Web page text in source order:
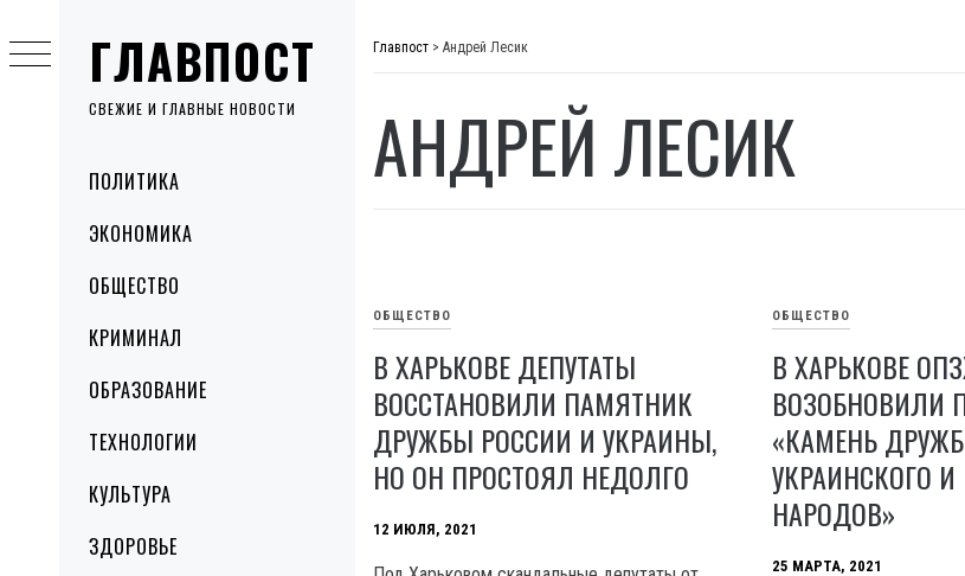
ГЛАВПОСТ
СВЕЖИЕ И ГЛАВНЫЕ НОВОСТИ
MenuПОЛИТИКА
ЭКОНОМИКА
ОБЩЕСТВО
КРИМИНАЛ
ОБРАЗОВАНИЕ
ТЕХНОЛОГИИ
КУЛЬТУРА
ЗДОРОВЬЕ
to
content
Главпост > Андрей Лесик
АНДРЕЙ ЛЕСИК
ОБЩЕСТВО
В ХАРЬКОВЕ ДЕПУТАТЫ
ВОССТАНОВИЛИ ПАМЯТНИК
ДРУЖБЫ РОССИИ И УКРАИНЫ,
НО ОН ПРОСТОЯЛ НЕДОЛГО
12 ИЮЛЯ, 2021
ОБЩЕСТВО
В ХАРЬКОВЕ
ВОЗОБНОВИЛИ
«КАМЕНЬ
УКРАИНСКОГО И
НАРОДОВ»
25 МАРТА, 2021